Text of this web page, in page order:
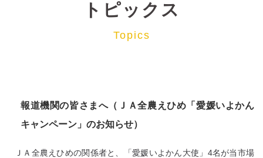
トピックス
Topics
報道機関の皆さまへ（ＪＡ全農えひめ「愛媛いよかん
キャンペーン」のお知らせ）
ＪＡ全農えひめの関係者と、「愛媛いよかん大使」4名が当市場